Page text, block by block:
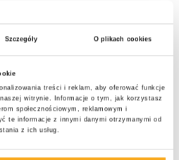
Szczegóły O plikach cookies
treści i reklam, aby oferować funkcje
witrynie. Informacje o tym, jak korzystasz
społecznościowym, reklamowym i
te informacje z innymi danymi otrzymanymi od
z ich usług.